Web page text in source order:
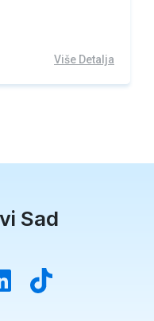
Više Detalja
Sad